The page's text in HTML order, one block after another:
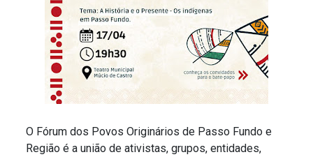
O Fórum dos Povos Originários de Passo Fundo e
Região é a união de ativistas, grupos, entidades,